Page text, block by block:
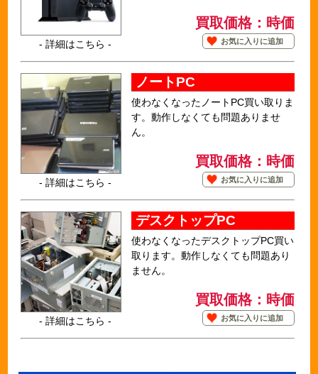
- 詳細はこちら -
買取価格：時価
お気に入りに追加
- 詳細はこちら -
ノートPC
使わなくなったノートPC買い取りま
す。動作しなくても問題ありませ
ん。
買取価格：時価
お気に入りに追加
- 詳細はこちら -
デスクトップPC
使わなくなったデスクトップPC買い
取ります。動作しなくても問題あり
ません。
買取価格：時価
お気に入りに追加